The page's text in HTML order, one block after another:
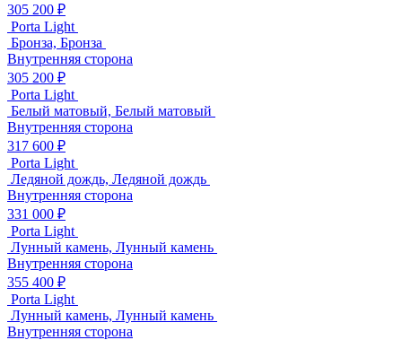
305 200 ₽
Porta Light
Бронза, Бронза
Внутренняя сторона
305 200 ₽
Porta Light
Белый матовый, Белый матовый
Внутренняя сторона
317 600 ₽
Porta Light
Ледяной дождь, Ледяной дождь
Внутренняя сторона
331 000 ₽
Porta Light
Лунный камень, Лунный камень
Внутренняя сторона
355 400 ₽
Porta Light
Лунный камень, Лунный камень
Внутренняя сторона